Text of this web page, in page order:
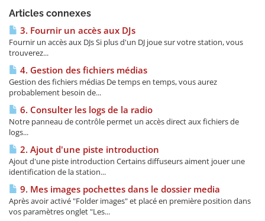
Articles connexes
3. Fournir un accès aux DJs
Fournir un accès aux DJs Si plus d'un DJ joue sur votre station, vous
trouverez...
4. Gestion des fichiers médias
Gestion des fichiers médias De temps en temps, vous aurez
probablement besoin de...
6. Consulter les logs de la radio
Notre panneau de contrôle permet un accès direct aux fichiers de
logs...
2. Ajout d'une piste introduction
Ajout d'une piste introduction Certains diffuseurs aiment jouer une
identification de la station...
9. Mes images pochettes dans le dossier media
Après avoir activé "Folder images" et placé en première position dans
vos paramètres onglet "Les...